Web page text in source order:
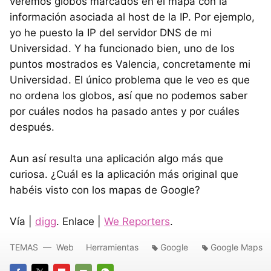
información asociada al host de la IP. Por ejemplo,
yo he puesto la IP del servidor DNS de mi
Universidad. Y ha funcionado bien, uno de los
puntos mostrados es Valencia, concretamente mi
Universidad. El único problema que le veo es que
no ordena los globos, así que no podemos saber
por cuáles nodos ha pasado antes y por cuáles
después.
Aun así resulta una aplicación algo más que
curiosa. ¿Cuál es la aplicación más original que
habéis visto con los mapas de Google?
Vía | digg. Enlace | We Reporters.
TEMAS Web Herramientas Google Google Maps